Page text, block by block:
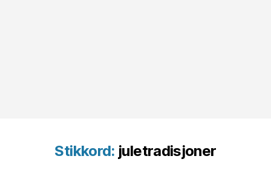
Stikkord: juletradisjoner